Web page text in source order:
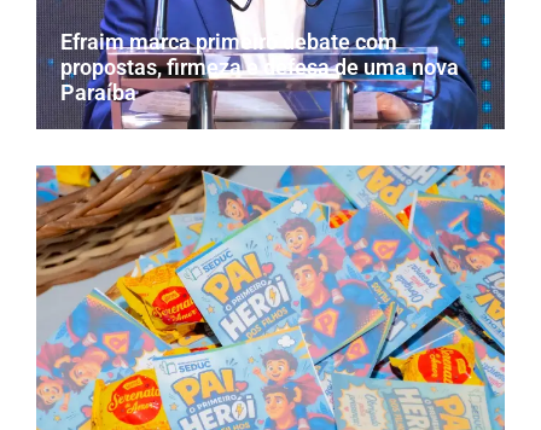
Efraim marca primeiro debate com
propostas, firmeza e defesa de uma nova
Paraíba